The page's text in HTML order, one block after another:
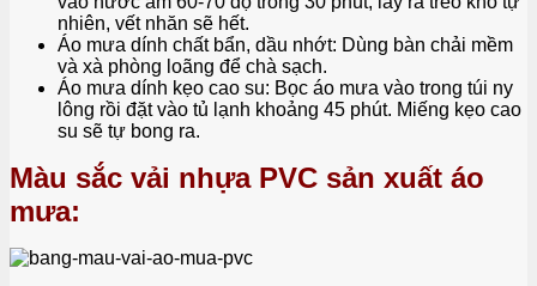
nhiên, vết nhăn sẽ hết.
Áo mưa dính chất bẩn, dầu nhớt: Dùng bàn chải mềm
và xà phòng loãng để chà sạch.
Áo mưa dính kẹo cao su: Bọc áo mưa vào trong túi ny
lông rồi đặt vào tủ lạnh khoảng 45 phút. Miếng kẹo cao
su sẽ tự bong ra.
Màu sắc vải nhựa PVC sản xuất áo
mưa: